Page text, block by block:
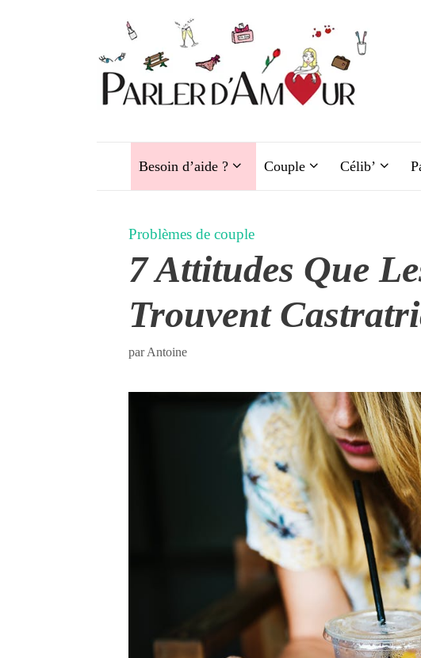
Besoin d’aide ? Couple Célib’
Problèmes de couple
7 Attitudes Que
Trouvent
parAntoine